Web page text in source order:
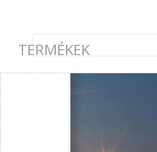
TERMÉKEK